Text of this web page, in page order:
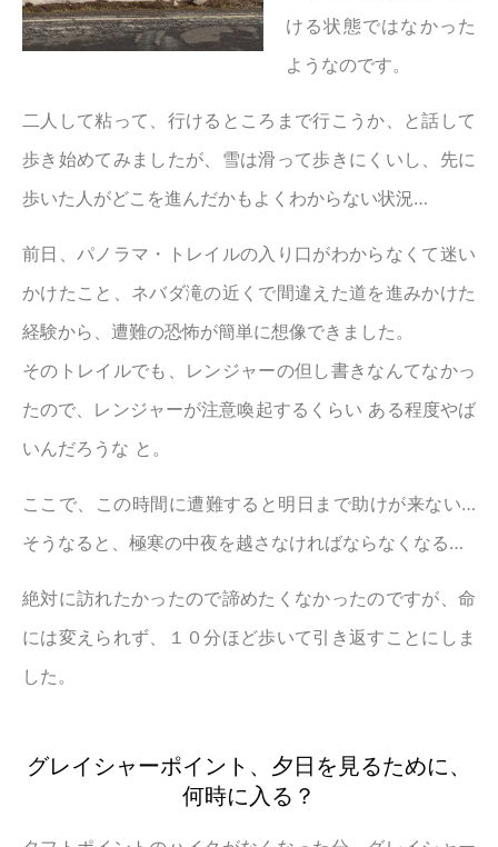
ける状態ではなかった
ようなのです。
二人して粘って、行けるところまで行こうか、と話して
歩き始めてみましたが、雪は滑って歩きにくいし、先に
歩いた人がどこを進んだかもよくわからない状況…
前日、パノラマ・トレイルの入り口がわからなくて迷い
かけたこと、ネバダ滝の近くで間違えた道を進みかけた
経験から、遭難の恐怖が簡単に想像できました。
そのトレイルでも、レンジャーの但し書きなんてなかっ
たので、レンジャーが注意喚起するくらい ある程度やば
いんだろうな と。
ここで、この時間に遭難すると明日まで助けが来ない…
そうなると、極寒の中夜を越さなければならなくなる…
絶対に訪れたかったので諦めたくなかったのですが、命
には変えられず、１０分ほど歩いて引き返すことにしま
した。
グレイシャーポイント、夕日を見るために、
何時に入る？